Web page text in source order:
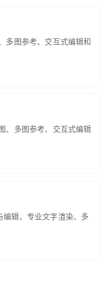
多图参考、交互式编辑和
、多图参考、交互式编辑
辑、专业文字渲染、多